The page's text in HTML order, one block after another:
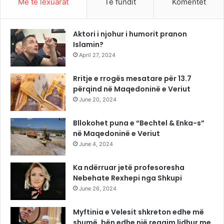
Aktori i njohur i humorit pranon
Islamin?
April 27, 2024
Rritje e rrogës mesatare për 13.7
përqind në Maqedoninë e Veriut
June 20, 2024
Bllokohet puna e “Bechtel & Enka-s”
në Maqedoninë e Veriut
June 4, 2024
Ka ndërruar jetë profesoresha
Nebehate Rexhepi nga Shkupi
June 26, 2024
Myftinia e Velesit shkreton edhe më